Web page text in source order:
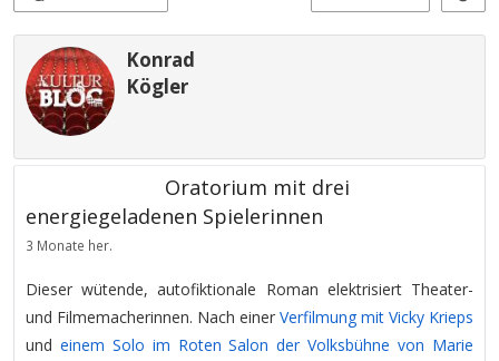
Konrad
Kögler
Oratorium mit drei
energiegeladenen Spielerinnen
3 Monate her.
Dieser wütende, autofiktionale Roman elektrisiert Theater-
und Filmemacherinnen. Nach einer Verfilmung mit Vicky Krieps
und einem Solo im Roten Salon der Volksbühne von Marie